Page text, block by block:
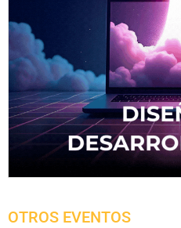
OTROS EVENTOS